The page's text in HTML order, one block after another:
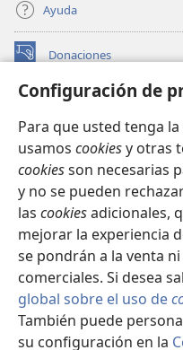
Configuración de
Para que usted tenga
usamos cookiesy otras
cookiesson necesarias
y no se pueden
las cookiesadicionales,
mejorar la experiencia
se pondrán a la venta
comerciales. Si desea
global sobre el uso de
También puede
su configuración en la
Ayuda
Donaciones
(abre
nueva BIBLIOTECA EN LÍNEA
una
nueva
ventana)
JW Hub
(abre
una
nueva
ventana)
JW Library
Watchtower Library
Copyright© 2026 Watch Tower
CONDICIONES DE USO